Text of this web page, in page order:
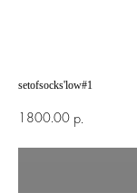
setofsocks'low#1
1800.00 р.